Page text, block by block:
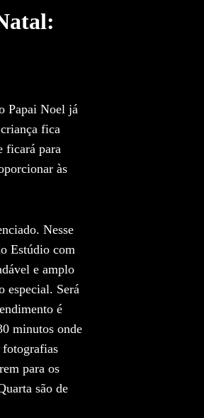
Papai Noel já
fica
ficará para
às
Nesse
Estúdio com
e amplo
especial. Será
é
minutos onde
fotografias
para os
são de